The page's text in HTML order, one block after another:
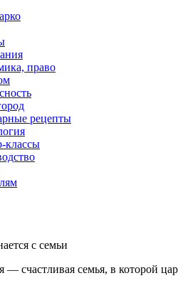
право
рецепты
классы
с семьи
— счастливая семья, в которой